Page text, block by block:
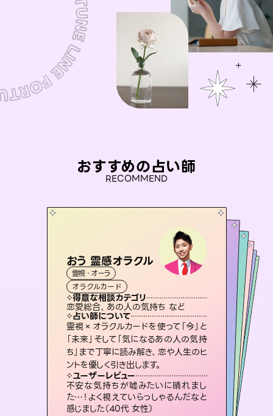
おすすめの占い師
RECOMMEND
おう 霊感オラクル
霊視・オーラ
オラクルカード
得意な相談カテゴリ
恋愛総合、あの人の気持ち など
占い師について
霊視×オラクルカードを使って「今」と
「未来」そして「気になるあの人の気持
ち」まで丁寧に読み解き、恋や人生のヒ
ントを優しく引き出します。
ユーザーレビュー
不安な気持ちが嘘みたいに晴れまし
た…！よく視えていらっしゃるんだなと
感じました（40代 女性）
アイリス -iris-
西洋占星術
ルーン
得意な相談カテゴリ
恋愛総合、片想い、二人の未来 など
占い師について
復縁、恋愛、不倫の行方、同性愛や片
思い、仕事関係や借金問題まで知りた
いことや心の負担になっていることを
紐解き、背中をそっと押して導きます。
ユーザーレビュー
安心感のあり、言い切ってくれる所や濁
さない鑑定のおかげで、毎回自分の気
持ちを整えられます（30代 男性）
彗望
霊視・オーラ
スピリチュアル・リーディング
得意な相談カテゴリ
片想い、あの人の気持ち、復縁 など
占い師について
3,700年以上の歴史を持つ東洋最古の
占術「易占」で詳細まで占い、幸せへ向
かう道筋を示します。厳しい結果にも具
体的な対策をお伝えします。
ユーザーレビュー
複雑な背景もしっかり聞いて鑑定して
いただけました。気持ちが楽になりまし
た（50代 女性）
とうげんみう
霊視・オーラ
スピリチュアル・リーディング
得意な相談カテゴリ
片想い、あの人の気持ち、復縁 など
占い師について
恋愛のお悩みの中でも特に「曖昧な関係」の相談を得意としており、友達以上恋人未満なお相手との今後や本音を丁寧に読み解き恋愛成就へと導きます。
ユーザーレビュー
鑑定していただいてアドバイス通りに行
動すると仲が復活してきました。ありが
とうございました（40代 女性）
未来視師＊花
スピリチュアル・リーディング
得意な相談カテゴリ
出逢い、片想い、復縁 など
占い師について
未来には何パターンもの選択肢があり
ます。不安で視えにくくなっているあな
たの素敵な未来を見つけ、その未来を
選択できるようアドバイスします。
ユーザーレビュー
職場の人の性質や人間関係、本心など
本当によく視えていてびっくり。対策が
打てて前向きになれます（40代）
霊視・オーラ タロット
スピリチュアル・リーディング
得意な相談カテゴリ
片想い、二人の未来、年の差 など
占い師について
連絡再開、復縁、成就などの報告実績
多数。セラピストとして2万超の施術経
験があるからこそできる鑑定で、より良
い未来をサポートします。
ユーザーレビュー
とても心温まる鑑定でした。しかもこち
らは何も言っていないのに視えていらっ
しゃるんだなと驚きです（30代女性）